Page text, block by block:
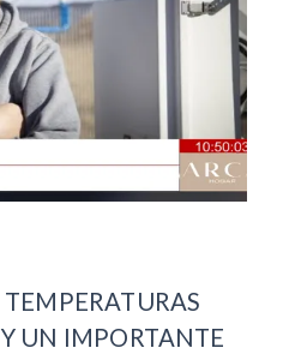
UN IMPORTANTE